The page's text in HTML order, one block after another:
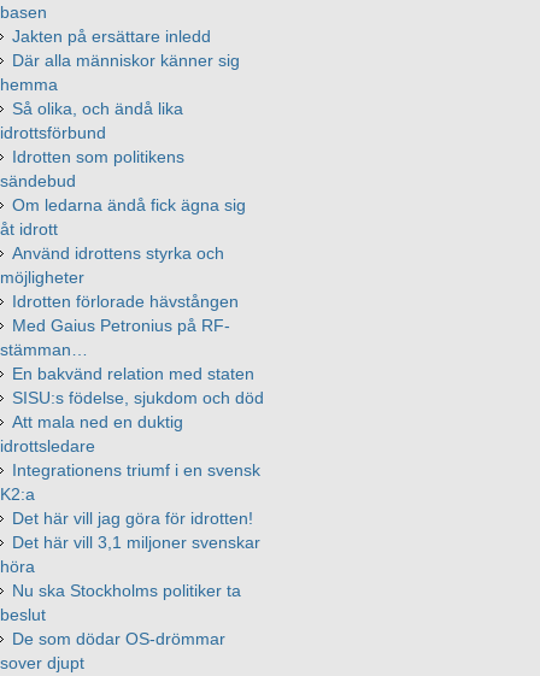
basen
Jakten på ersättare inledd
Där alla människor känner sig
hemma
Så olika, och ändå lika
idrottsförbund
Idrotten som politikens
sändebud
Om ledarna ändå fick ägna sig
åt idrott
Använd idrottens styrka och
möjligheter
Idrotten förlorade hävstången
Med Gaius Petronius på RF-
stämman…
En bakvänd relation med staten
SISU:s födelse, sjukdom och död
Att mala ned en duktig
idrottsledare
Integrationens triumf i en svensk
K2:a
Det här vill jag göra för idrotten!
Det här vill 3,1 miljoner svenskar
höra
Nu ska Stockholms politiker ta
beslut
De som dödar OS-drömmar
sover djupt